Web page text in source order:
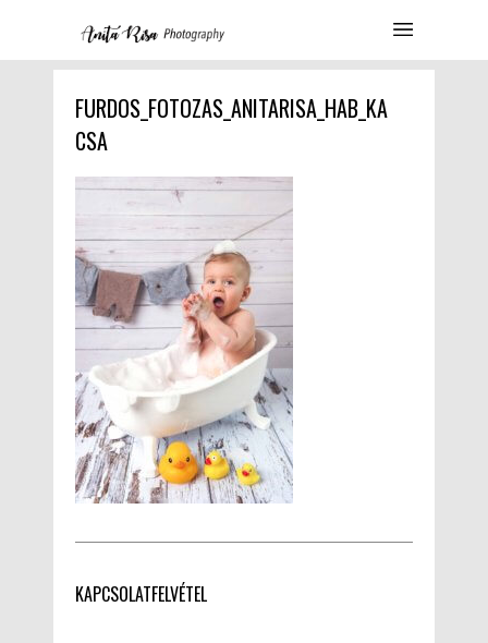
FURDOS_FOTOZAS_ANITARISA_HAB_KA
CSA
KAPCSOLATFELVÉTEL